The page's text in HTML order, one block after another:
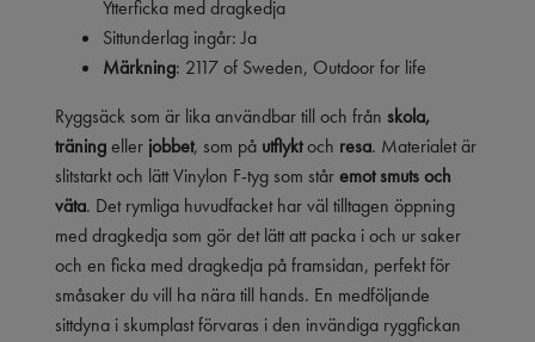
Ytterficka med dragkedja
Sittunderlag ingår: Ja
Märkning: 2117 of Sweden, Outdoor for life
Ryggsäck som är lika användbar till och från skola,
träningeller jobbet, som på utflyktoch resa. Materialet är
slitstarkt och lätt Vinylon F-tyg som ståremot smuts och
väta. Det rymliga huvudfacket har väl tilltagen öppning
med dragkedja som gör det lätt att packa i och ur saker
och en ficka med dragkedja på framsidan, perfekt för
småsaker du vill ha nära till hands. En medföljande
sittdyna i skumplast förvaras i den invändiga ryggfickan